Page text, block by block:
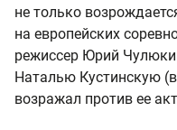
не только
на европейских
режиссер Юрий
Наталью Кустинскую
возражал против ее